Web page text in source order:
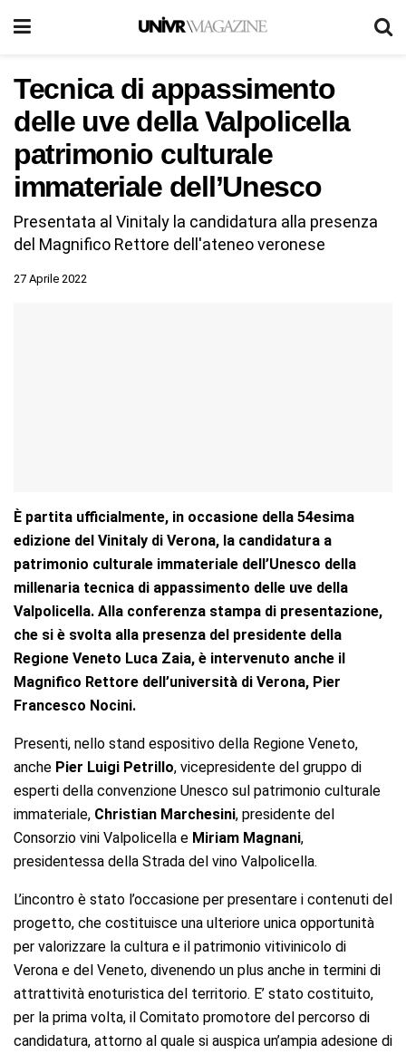
Tecnica di appassimento
delle uve della Valpolicella
patrimonio culturale
immateriale dell’Unesco
Presentata al Vinitaly la candidatura alla presenza
del Magnifico Rettore dell'ateneo veronese
27 Aprile 2022
È partita ufficialmente, in occasione della 54esima
edizione del Vinitaly di Verona, la candidatura a
patrimonio culturale immateriale dell’Unesco della
millenaria tecnica di appassimento delle uve della
Valpolicella. Alla conferenza stampa di presentazione,
che si è svolta alla presenza del presidente della
Regione Veneto Luca Zaia, è intervenuto anche il
Magnifico Rettore dell’università di Verona, Pier
Francesco Nocini.
Presenti, nello stand espositivo della Regione Veneto,
anche Pier Luigi Petrillo, vicepresidente del gruppo di
esperti della convenzione Unesco sul patrimonio culturale
immateriale, Christian Marchesini, presidente del
Consorzio vini Valpolicella e Miriam Magnani,
presidentessa della Strada del vino Valpolicella.
L’incontro è stato l’occasione per presentare i contenuti del
progetto, che costituisce una ulteriore unica opportunità
per valorizzare la cultura e il patrimonio vitivinicolo di
Verona e del Veneto, divenendo un plus anche in termini di
attrattività enoturistica del territorio. E’ stato costituito,
per la prima volta, il Comitato promotore del percorso di
candidatura, attorno al quale si auspica un’ampia adesione di